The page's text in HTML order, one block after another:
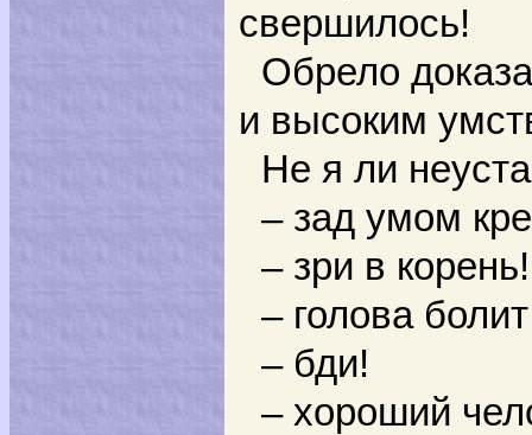
свершилось!
Обрело
и высоким
Не я ли
– зад умом
– зри в корень!
– голова
– бди!
– хороший